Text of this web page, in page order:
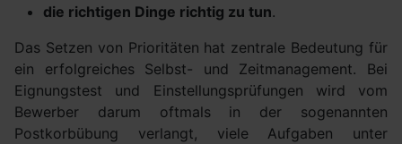
die richtigen Dinge richtig zu tun.
Das Setzen von Prioritäten hat zentrale Bedeutung für
ein erfolgreiches Selbst- und Zeitmanagement. Bei
Eignungstest und Einstellungsprüfungen wird vom
Bewerber darum oftmals in der sogenannten
Postkorbübung verlangt, viele Aufgaben unter